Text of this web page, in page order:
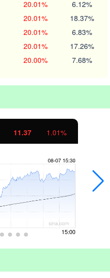
20.01% 6.12%
20.01% 18.37%
20.01% 6.83%
20.01% 17.26%
20.00% 7.68%
11.37 1.01%